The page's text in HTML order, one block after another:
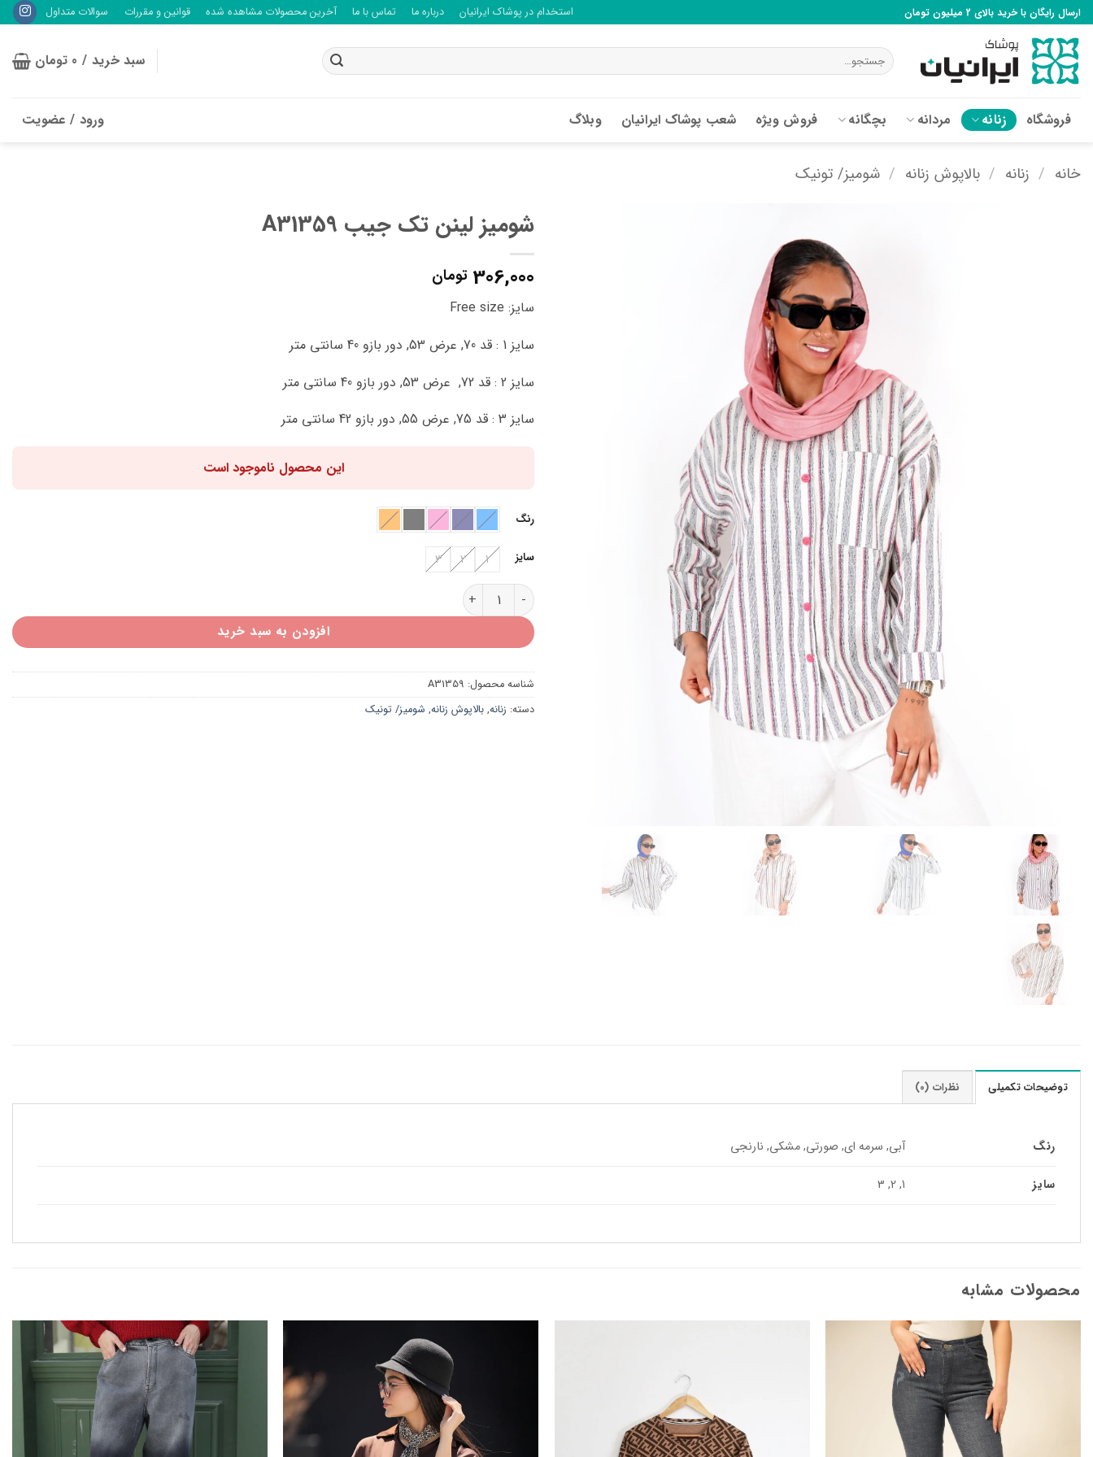
Skip
to
content
ارسال رایگان با خرید بالای 2 میلیون تومان استخدام در پوشاک ایرانیان درباره ما تماس با ما آخرین محصولات مشاهده شده قوانین و مقررات سوالات متداول
جستجو
برای:
سبد خرید / 0 تومان
فروشگاه زنانه مردانه بچگانه فروش ویژه شعب پوشاک ایرانیان وبلاگ ورود / عضویت
خانه / زنانه / بالاپوش زنانه / شومیز/ تونیک
شومیز لینن تک جیب A31359
306,000 تومان
سایز: Free size
سایز 1 : قد 70, عرض 53, دور بازو 40 سانتی متر
سایز 2 : قد 72, عرض 53, دور بازو 40 سانتی متر
سایز 3 : قد 75, عرض 55, دور بازو 42 سانتی متر
این محصول ناموجود است
رنگ
سایز 1
2
3
شومیز لینن تک جیب A31359 عدد
افزودن به سبد خرید
شناسه محصول: A31359
دسته: زنانه, بالاپوش زنانه, شومیز/ تونیک
توضیحات تکمیلی نظرات (0)
رنگ آبی, سرمه ای, صورتی, مشکی, نارنجی
سایز 1, 2, 3
محصولات مشابه